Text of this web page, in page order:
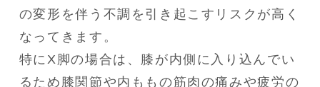
の変形を伴う不調を引き起こすリスクが高く
なってきます。
特にX脚の場合は、膝が内側に入り込んでい
るため膝関節や内ももの筋肉の痛みや疲労の